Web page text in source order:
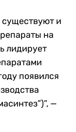
существуют и
на
лидирует
появился
—